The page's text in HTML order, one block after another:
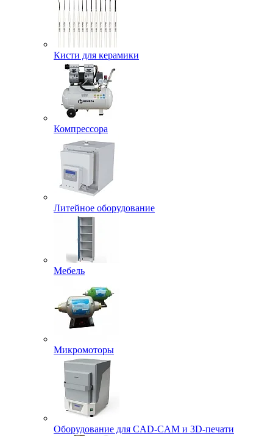
Кисти для керамики
Компрессора
Литейное оборудование
Мебель
Микромоторы
Оборудование для CAD-CAM и 3D-печати